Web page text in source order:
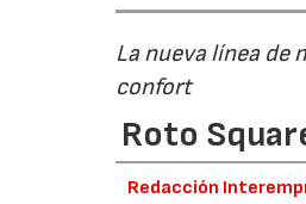
La nueva línea de
confort
Roto
Redacción